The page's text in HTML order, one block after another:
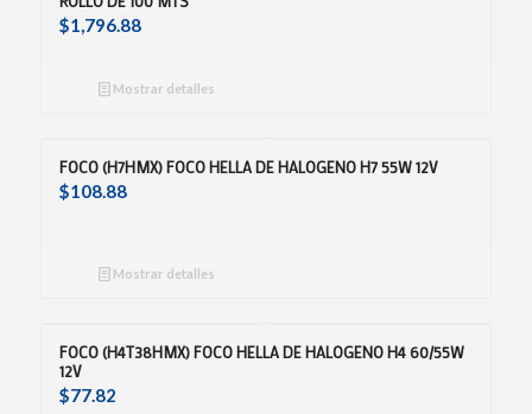
$1,796.88
Mostrar detalles
FOCO (H7HMX) FOCO HELLA DE HALOGENO H7 55W 12V
$108.88
Mostrar detalles
FOCO (H4T38HMX) FOCO HELLA DE HALOGENO H4 60/55W
12V
$77.82